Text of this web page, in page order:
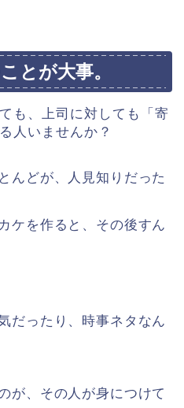
とが大事。
も、上司に対しても「寄
人いませんか？
んどが、人見知りだった
ケを作ると、その後すん
だったり、時事ネタなん
が、その人が身につけて